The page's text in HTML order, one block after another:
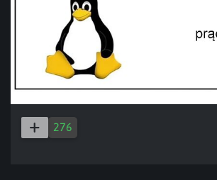
276